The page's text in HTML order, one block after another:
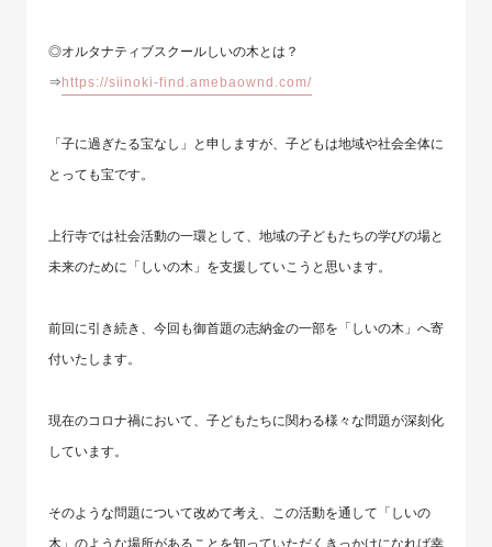
◎オルタナティブスクールしいの木とは？
⇒ https://siinoki-find.amebaownd.com/
「子に過ぎたる宝なし」と申しますが、子どもは地域や社会全体に
とっても宝です。
上行寺では社会活動の一環として、地域の子どもたちの学びの場と
未来のために「しいの木」を支援していこうと思います。
前回に引き続き、今回も御首題の志納金の一部を「しいの木」へ寄
付いたします。
現在のコロナ禍において、子どもたちに関わる様々な問題が深刻化
しています。
そのような問題について改めて考え、この活動を通して「しいの